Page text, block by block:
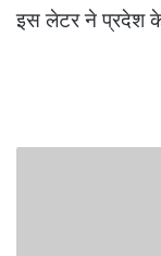
इस लेटर ने प्रदेश के